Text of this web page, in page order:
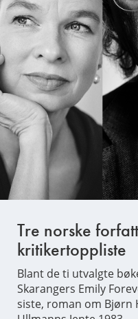
Tre norske
kritikertoppliste
Blant de ti utvalgte
Skarangers Emily
siste, roman om Bjørn